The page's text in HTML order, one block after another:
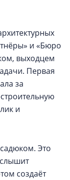
и «Бюро
выходцем
Первая
за
и
Это
создаёт